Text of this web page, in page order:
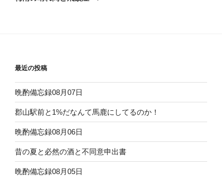
最近の投稿
晩酌備忘録08月07日
郡山駅前と1%だなんて馬鹿にしてるのか！
晩酌備忘録08月06日
昔の夏と必然の酒と不同意申出書
晩酌備忘録08月05日